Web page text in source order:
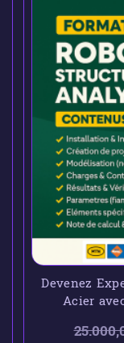
Devenez
Acier